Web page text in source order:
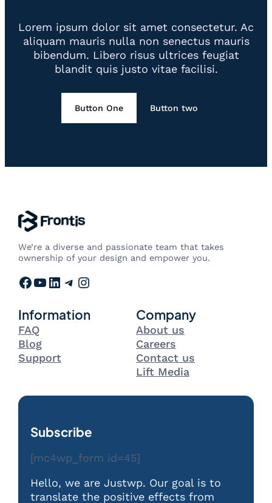
Lorem ipsum dolor sit amet consectetur. Ac
aliquam mauris nulla non senectus mauris
bibendum. Libero risus ultrices feugiat
blandit quis justo vitae facilisi.
Button One Button two
We’re a diverse and passionate team that takes
ownership of your design and empower you.
Facebook YouTube LinkedIn Telegram Instagram
Information
FAQ
Blog
Support
Company
About us
Careers
Contact us
Lift Media
Subscribe
[mc4wp_form id=45]
Hello, we are Justwp. Our goal is to
translate the positive effects from